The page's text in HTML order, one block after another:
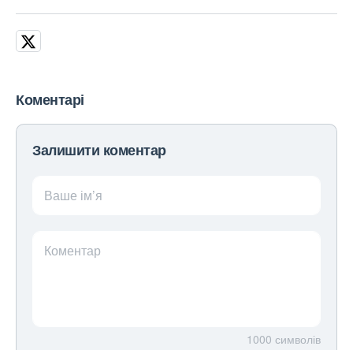
Коментарі
Залишити коментар
Ваше ім’я
Коментар
1000 символів